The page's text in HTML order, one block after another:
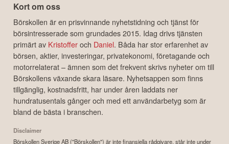
Kort om oss
Börskollen är en prisvinnande nyhetstidning och tjänst för
börsintresserade som grundades 2015. Idag drivs tjänsten
primärt av Kristofferoch Daniel. Båda har stor erfarenhet av
börsen, aktier, investeringar, privatekonomi, företagande och
motorrelaterat – ämnen som det frekvent skrivs nyheter om till
Börskollens växande skara läsare. Nyhetsappen som finns
tillgänglig, kostnadsfritt, har under åren laddats ner
hundratusentals gånger och med ett användarbetyg som är
bland de bästa i branschen.
Disclaimer
Börskollen Sverige AB ("Börskollen") är inte finansiella rådgivare, står inte under